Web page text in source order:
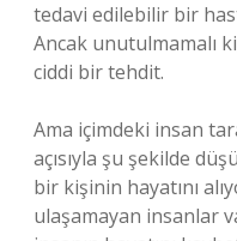
tedavi edilebilir bir
Ancak unutulmamalı
ciddi bir tehdit.
Ama içimdeki insan
açısıyla şu şekilde
bir kişinin hayatını
ulaşamayan insanlar